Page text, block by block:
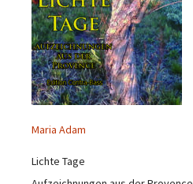
Maria Adam
Lichte Tage